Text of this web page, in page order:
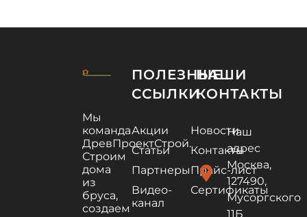
Мы
команда
ДревПроектСтрой.
Строим
дома
из
бруса,
создаем
ПОЛЕЗНЫЕ
ССЫЛКИ
Акции
Новости
Статьи
Контакты
ПартнерыПрайс-лист
Видео-
канал
Сертификаты
НАШИ
КОНТАКТЫ
location_on
Наш
адрес
Москва,
127490,
Мусоргского
11Б